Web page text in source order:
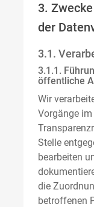
3.
der
3.1.
3.1.1.
öffentliche
Wir
Vorgänge
Stelle
bearbeiten
die
betroffenen